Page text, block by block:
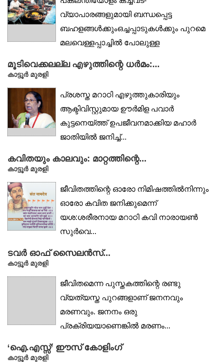
വ്യാപാരങ്ങളുമായി ബന്ധപ്പെട്ട
ബഹളങ്ങൾക്കുംഒച്ചപ്പാടുകൾക്കും പുറമെ
മലവെള്ളപ്പാച്ചിൽ പോലുള്ള
തിരക്കൊഴിയാത്ത മുസ്ലിം...
മൂടിവെക്കലല്ല എഴുത്തിന്റെ ധർമം:...
കാട്ടൂര്‍ മുരളി
പ്രശസ്ത മറാഠി എഴുത്തുകാരിയും
ആക്ടിവിസ്റ്റുമായ ഊർമിള പവാർ
കുട്ടനെയ്ത്ത് ഉപജീവനമാക്കിയ മഹാർ
ജാതിയിൽ ജനിച്ച്...
കവിതയും കാലവും: മാറ്റത്തിന്റെ...
കാട്ടൂര്‍ മുരളി
ജീവിതത്തിന്റെ ഓരോ നിമിഷത്തിൽനിന്നും
ഓരോ കവിത ജനിക്കുമെന്ന്
യശ:ശരീരനായ മറാഠി കവി നാരായൺ
സുർവെ...
ടവർ ഓഫ് സൈലൻസ്...
കാട്ടൂര്‍ മുരളി
ജീവിതമെന്ന പുസ്തകത്തിന്റെ രണ്ടു
വ്യത്യസ്ത പുറങ്ങളാണ് ജനനവും
മരണവും. ജനനം ഒരു
പ്രക്രിയയാണെങ്കിൽ മരണം...
‘ഐ.എസ്സ്’ ഈസ് കോളിംഗ്
കാട്ടൂര്‍ മുരളി